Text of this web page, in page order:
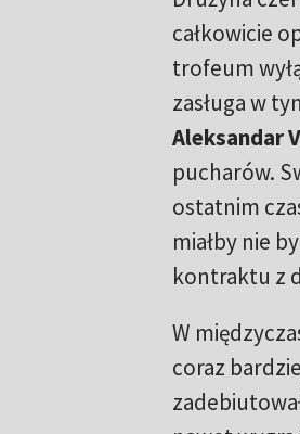
całkowicie
trofeum
zasługa w
Aleksandar
pucharów.
ostatnim
miałby nie
kontraktu z
W
coraz